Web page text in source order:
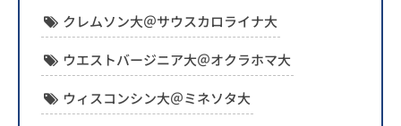
クレムソン大＠サウスカロライナ大
ウエストバージニア大＠オクラホマ大
ウィスコンシン大＠ミネソタ大